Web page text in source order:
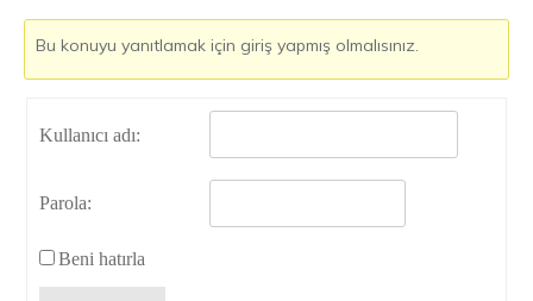
Bu konuyu yanıtlamak için giriş yapmış olmalısınız.
Kullanıcı adı:
Parola:
Beni hatırla